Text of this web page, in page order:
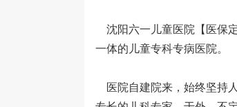
沈阳六一儿童医院【医保
一体的儿童专科专病医院。
医院自建院来，始终坚持